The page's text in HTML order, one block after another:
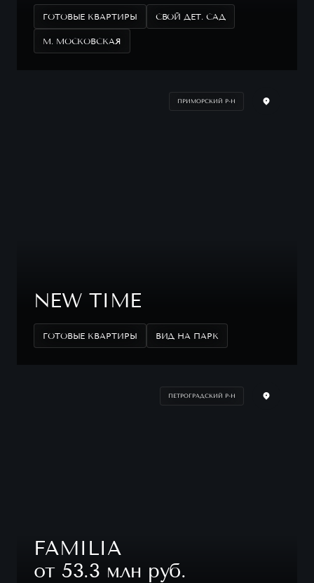
ГОТОВЫЕ КВАРТИРЫ СВОЙ ДЕТ. САД
М. МОСКОВСКАЯ
ПРИМОРСКИЙ Р-Н
NEW TIME
ГОТОВЫЕ КВАРТИРЫ ВИД НА ПАРК
ПЕТРОГРАДСКИЙ Р-Н
FAMILIA
от 53.3 млн руб.